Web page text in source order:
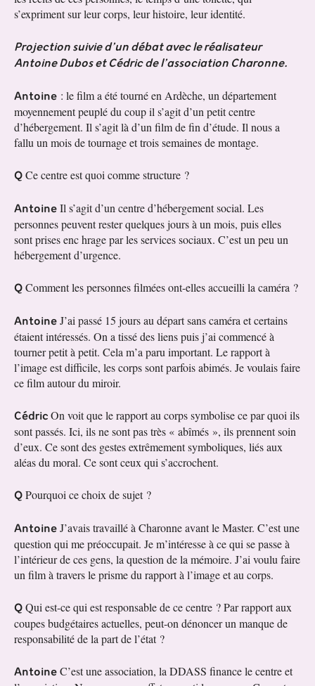
s’expriment sur leur corps, leur histoire, leur identité.
Projection suivie d’un débat avec le réalisateur
Antoine Dubos et Cédric de l’association Charonne.
Antoine : le film a été tourné en Ardèche, un département
moyennement peuplé du coup il s’agit d’un petit centre
d’hébergement. Il s’agit là d’un film de fin d’étude. Il nous a
fallu un mois de tournage et trois semaines de montage.
QCe centre est quoi comme structure ?
AntoineIl s’agit d’un centre d’hébergement social. Les
personnes peuvent rester quelques jours à un mois, puis elles
sont prises enc hrage par les services sociaux. C’est un peu un
hébergement d’urgence.
QComment les personnes filmées ont-elles accueilli la caméra ?
AntoineJ’ai passé 15 jours au départ sans caméra et certains
étaient intéressés. On a tissé des liens puis j’ai commencé à
tourner petit à petit. Cela m’a paru important. Le rapport à
l’image est difficile, les corps sont parfois abimés. Je voulais faire
ce film autour du miroir.
CédricOn voit que le rapport au corps symbolise ce par quoi ils
sont passés. Ici, ils ne sont pas très « abîmés », ils prennent soin
d’eux. Ce sont des gestes extrêmement symboliques, liés aux
aléas du moral. Ce sont ceux qui s’accrochent.
QPourquoi ce choix de sujet ?
AntoineJ’avais travaillé à Charonne avant le Master. C’est une
question qui me préoccupait. Je m’intéresse à ce qui se passe à
l’intérieur de ces gens, la question de la mémoire. J’ai voulu faire
un film à travers le prisme du rapport à l’image et au corps.
QQui est-ce qui est responsable de ce centre ? Par rapport aux
coupes budgétaires actuelles, peut-on dénoncer un manque de
responsabilité de la part de l’état ?
AntoineC’est une association, la DDASS finance le centre et